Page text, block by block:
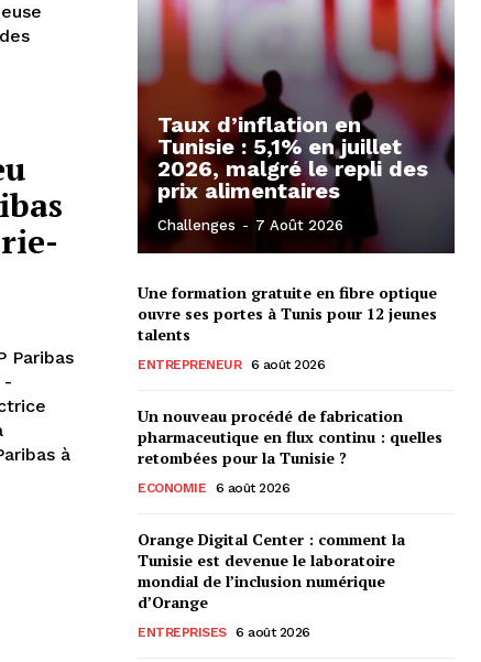
Paribas
-
à
Taux d’inflation en
Tunisie : 5,1% en juillet
2026, malgré le repli des
prix alimentaires
Challenges - 7 Août 2026
Une formation gratuite en fibre optique
ouvre ses portes à Tunis pour 12 jeunes
talents
ENTREPRENEUR 6 août 2026
Un nouveau procédé de fabrication
pharmaceutique en flux continu : quelles
retombées pour la Tunisie ?
ECONOMIE 6 août 2026
Orange Digital Center : comment la
Tunisie est devenue le laboratoire
mondial de l’inclusion numérique
d’Orange
ENTREPRISES 6 août 2026